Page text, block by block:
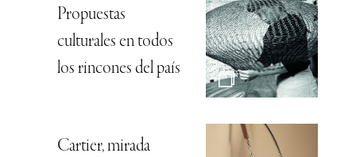
Propuestas
culturales en todos
los rincones del país
Cartier, mirada